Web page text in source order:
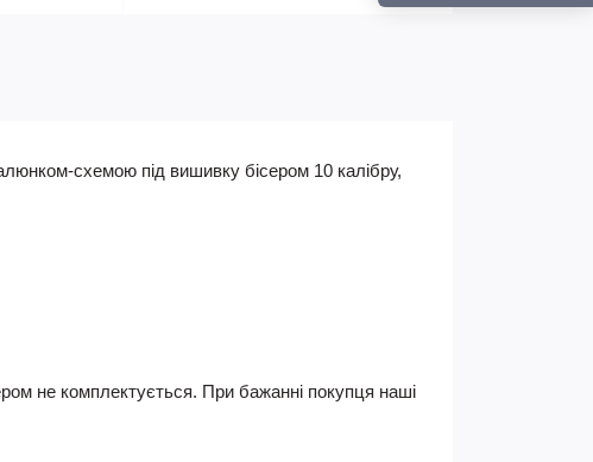
схемою під вишивку бісером 10 калібру,
не комплектується. При бажанні покупця наші